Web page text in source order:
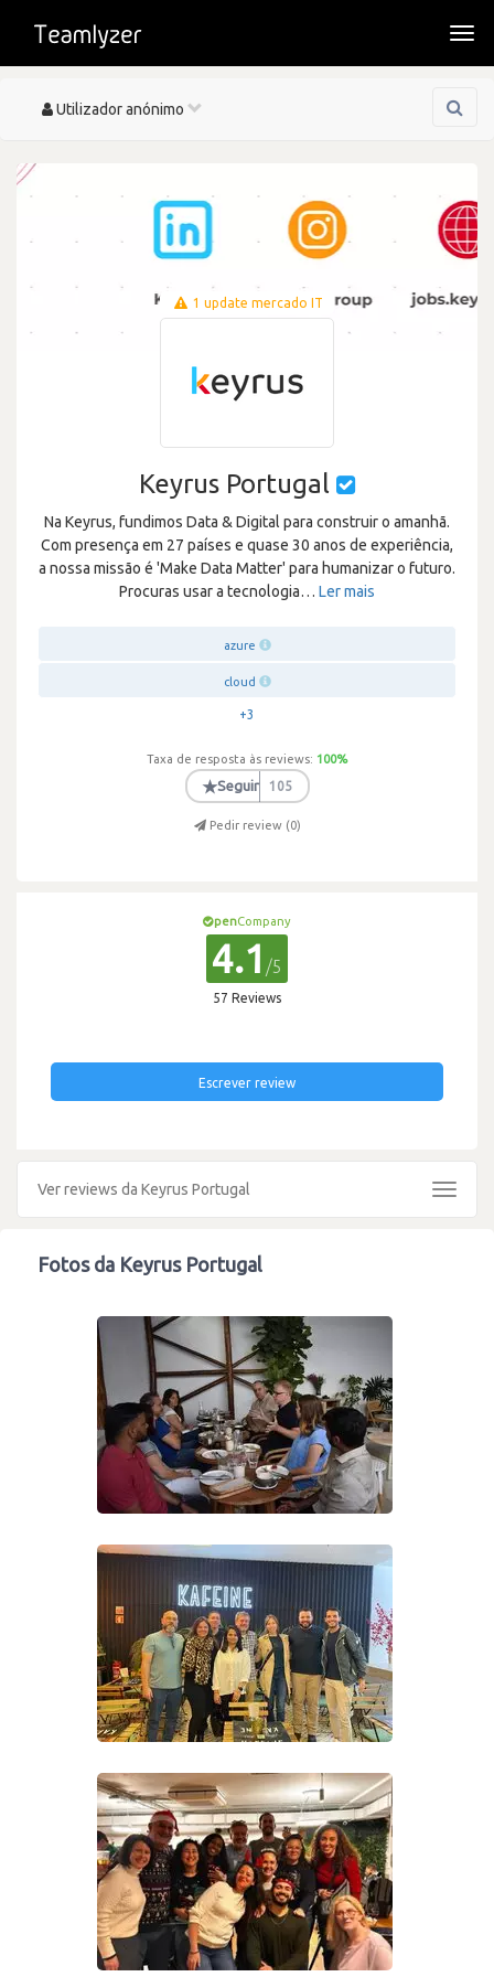
Toggle
Utilizador anónimo
1 update mercado IT
Keyrus Portugal
Na Keyrus, fundimos Data & Digital para construir o amanhã.
Com presença em 27 países e quase 30 anos de experiência,
a nossa missão é 'Make Data Matter' para humanizar o futuro.
Procuras usar a tecnologia… Ler mais
azure
cloud
+3
Taxa de resposta às reviews: 100%
★Seguir 105
Pedir review (0)
penCompany
4.1 /5
57 Reviews
Escrever review
Ver reviews da Keyrus Portugal
Toggle
Fotos da Keyrus Portugal